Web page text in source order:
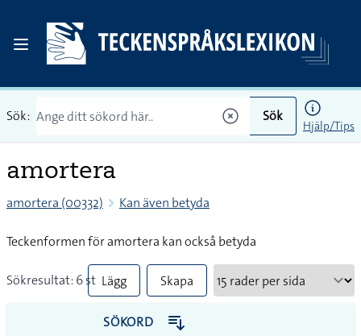
Sök: Sök
Hjälp/Tips
amortera
amortera (00332) Kan även betyda
Teckenformen för amortera kan också betyda
Sökresultat: 6 st Lägg
till
Skapa
PDF
SÖKORD